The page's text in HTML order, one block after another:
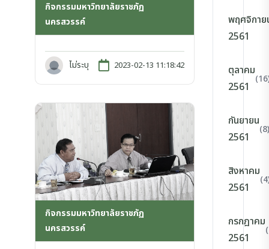
กิจกรรมมหาวิทยาลัยราชภัฏ
นครสวรรค์
ไม่ระบุ 2023-02-13 11:18:42
กิจกรรมมหาวิทยาลัยราชภัฏ
นครสวรรค์
พฤศจิกาย
2561
ตุลาคม
2561
กันยายน
2561
(8)
สิงหาคม
2561
กรกฎาคม
2561